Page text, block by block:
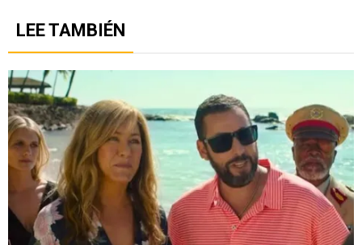
LEE TAMBIÉN